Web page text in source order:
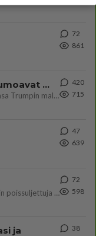
72
861
Jos SDP ei voita reilusti, persut kumoavat demokratian Suomesta
Näin tekisi ainakin Rydman seuratessaan idolinsa Trumpin mallia https://www.is.fi/politiikka/art-2000012187244.html
420
715
47
639
Ystävyys/salainen suhde/molemmat ovat täysin poissuljettuja asioita? Nainen
72
598
ja
38